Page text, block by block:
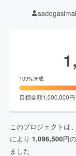
109%達成
目標金額1,000,000円
このプロジェクトは、
により 1,096,500円
ました